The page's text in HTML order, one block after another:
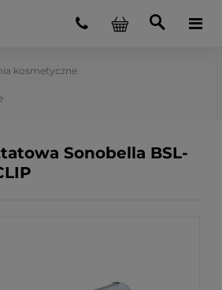
kosmetyczne
Sonobella BSL-